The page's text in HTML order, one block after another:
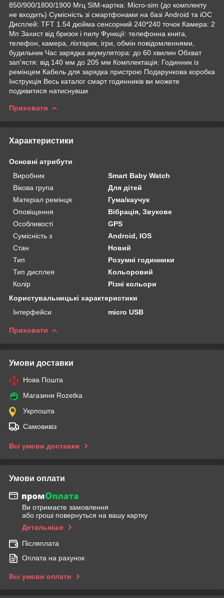
850/900/1800/1900 Мгц SIM-картка: Micro-sim (до комплекту
не входить) Сумісність зі смартфонами на базі Android та iOC
Дисплей: TFT 1.54 дюйма сенсорний 240*240 точок Камера: 2
Мп Захист від бризок і пилу Функції: телефонна книга,
телефон, камера, ліхтарик, ігри, обмін повідомленнями,
будильник Час зарядка акумулятора: до 60 хвилин Обхват
зап'ястя: від 140 мм до 205 мм Комплектація: Годинник із
ремінцем Кабель для зарядка пристрою Подарункова коробка
Інструкція Весь каталог смарт годинників ви можете
подивитися натиснувши
Приховати
Характеристики
Основні атрибути
Виробник
Smart Baby Watch
Вікова група
Для дітей
Матеріал ремінця
Гума/каучук
Оповіщення
Вібрація, Звукове
Особливості
GPS
Сумісність з
Android, IOS
Стан
Новий
Тип
Розумні годинники
Тип дисплея
Кольоровий
Колір
Різні кольори
Користувальницькі характеристики
Інтерфейси
micro USB
Приховати
Умови доставки
Нова Пошта
Магазини Rozetka
Укрпошта
Самовивіз
Всі умови доставки
Умови оплати
Ви отримаєте замовлення
або гроші повернуться на вашу картку
Детальніше
Післяплата
Оплата на рахунок
Всі умови оплати